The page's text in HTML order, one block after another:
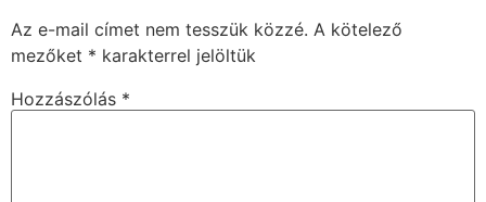
Az e-mail címet nem tesszük közzé. A kötelező
mezőket * karakterrel jelöltük
Hozzászólás *